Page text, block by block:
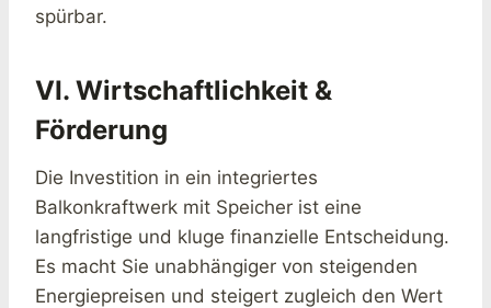
spürbar.
VI. Wirtschaftlichkeit &
Förderung
Die Investition in ein integriertes
Balkonkraftwerk mit Speicher ist eine
langfristige und kluge finanzielle Entscheidung.
Es macht Sie unabhängiger von steigenden
Energiepreisen und steigert zugleich den Wert